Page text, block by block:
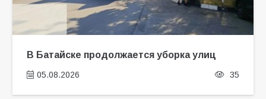
В Батайске продолжается уборка улиц
05.08.2026 35